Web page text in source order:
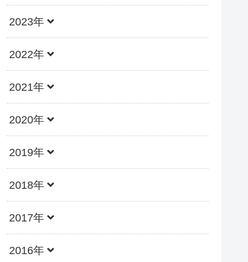
2023年
2022年
2021年
2020年
2019年
2018年
2017年
2016年